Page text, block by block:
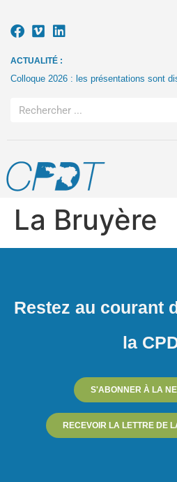
ACTUALITÉ :
Colloque 2026 : les présentations sont
La Bruyère
Restez au courant
la
S'ABONNER À LA
RECEVOIR LA LETTRE DE